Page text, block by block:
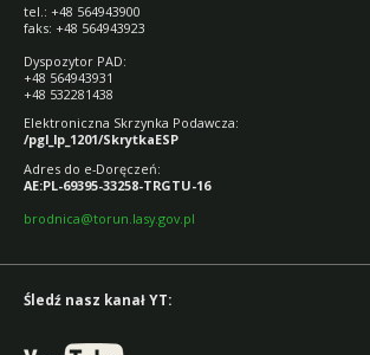
tel.: +48 564943900
faks: +48 564943923
Dyspozytor PAD:
+48 564943931
+48 532281438
Elektroniczna Skrzynka Podawcza:
/pgl_lp_1201/SkrytkaESP
Adres do e-Doręczeń:
AE:PL-69395-33258-TRGTU-16
brodnica@torun.lasy.gov.pl
Śledź nasz kanał YT: